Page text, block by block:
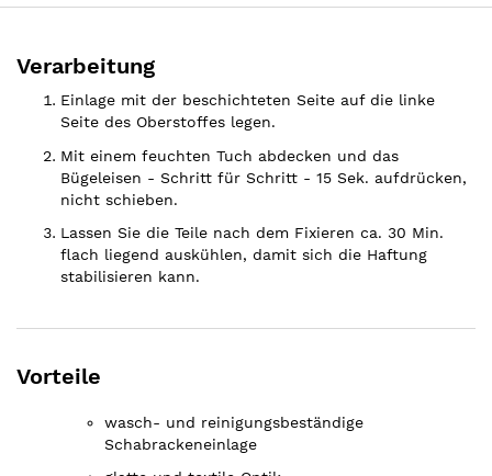
Verarbeitung
Einlage mit der beschichteten Seite auf die linke
Seite des Oberstoffes legen.
Mit einem feuchten Tuch abdecken und das
Bügeleisen - Schritt für Schritt - 15 Sek. aufdrücken,
nicht schieben.
Lassen Sie die Teile nach dem Fixieren ca. 30 Min.
flach liegend auskühlen, damit sich die Haftung
stabilisieren kann.
Vorteile
wasch- und reinigungsbeständige
Schabrackeneinlage